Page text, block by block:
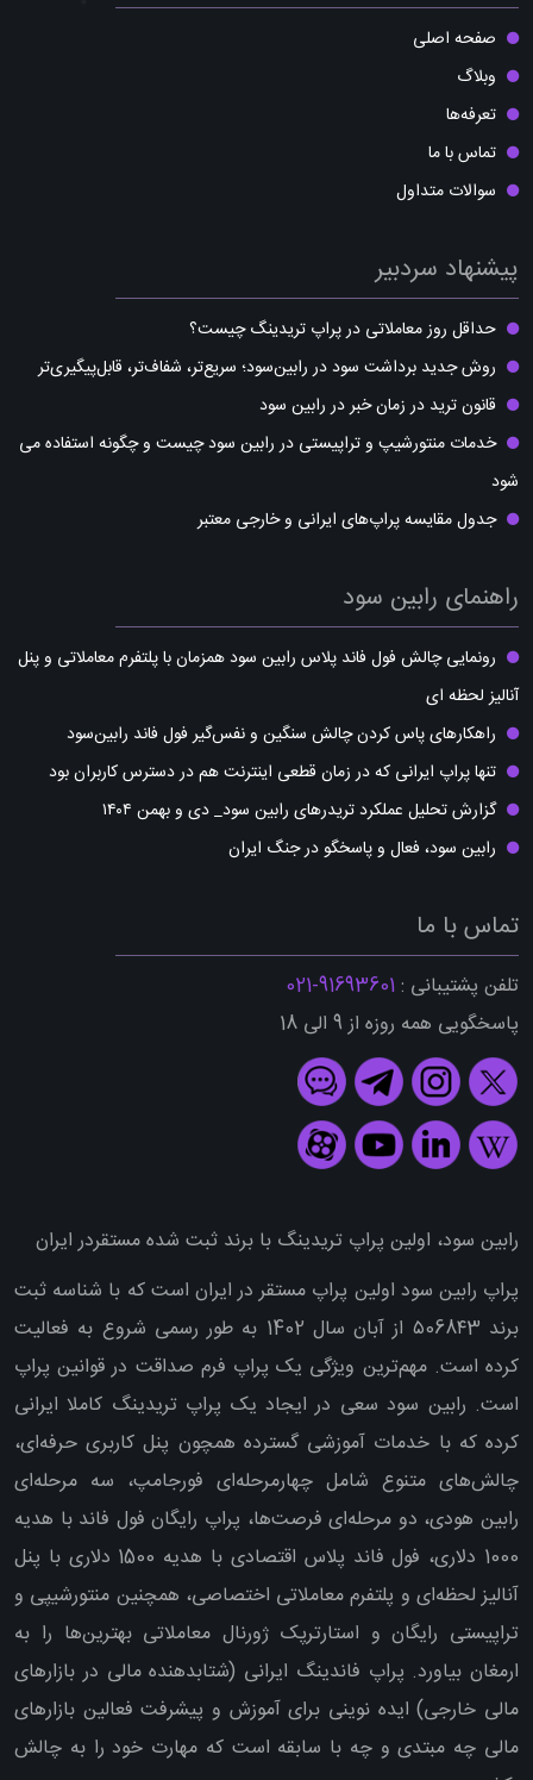
صفحه اصلی
وبلاگ
تعرفه‌ها
تماس با ما
سوالات متداول
پیشنهاد سردبیر
حداقل روز معاملاتی در پراپ تریدینگ چیست؟
روش جدید برداشت سود در رابین‌سود؛ سریع‌تر، شفاف‌تر، قابل‌پیگیری‌تر
قانون ترید در زمان خبر در رابین سود
خدمات منتورشیپ و تراپیستی در رابین سود چیست و چگونه استفاده می
شود
جدول مقایسه پراپ‌های ایرانی و خارجی معتبر
راهنمای رابین سود
رونمایی چالش فول فاند پلاس رابین سود همزمان با پلتفرم معاملاتی و پنل
آنالیز لحظه ای
راهکارهای پاس کردن چالش سنگین و نفس‌گیر فول فاند رابین‌سود
تنها پراپ ایرانی که در زمان قطعی اینترنت هم در دسترس کاربران بود
گزارش تحلیل عملکرد تریدرهای رابین سود_ دی و بهمن ۱۴۰۴
رابین سود، فعال و پاسخگو در جنگ ایران
تماس با ما
تلفن پشتیبانی :91693601-021
پاسخگویی همه روزه از 9 الی 18
رابین سود، اولین پراپ تریدینگ با برند ثبت شده مستقردر ایران
پراپ رابین سود اولین پراپ مستقر در ایران است که با شناسه ثبت
برند ۵068۴3 از آبان سال 1402 به طور رسمی شروع به فعالیت
کرده است. مهم‌ترین ویژگی یک پراپ فرم صداقت در قوانین پراپ
است. رابین سود سعی در ایجاد یک پراپ تریدینگ کاملا ایرانی
کرده که با خدمات آموزشی گسترده همچون پنل کاربری حرفه‌ای،
چالش‌های متنوع شامل چهارمرحله‌ای فورجامپ، سه مرحله‌ای
رابین هودی، دو مرحله‌ای فرصت‌ها، پراپ رایگان فول فاند با هدیه
1000 دلاری، فول فاند پلاس اقتصادی با هدیه 1500 دلاری با پنل
آنالیز لحظه‌ای و پلتفرم معاملاتی اختصاصی، همچنین منتورشیپی و
تراپیستی رایگان و استارترپک ژورنال معاملاتی بهترین‌ها را به
ارمغان بیاورد. پراپ فاندینگ ایرانی (شتابدهنده مالی در بازارهای
مالی خارجی) ایده نوینی برای آموزش و پیشرفت فعالین بازارهای
مالی چه مبتدی و چه با سابقه است که مهارت خود را به چالش